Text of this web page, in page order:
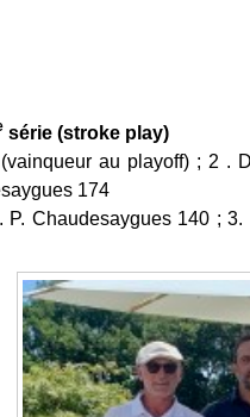
série (stroke play)
au playoff) ; 2 .
174
P. Chaudesaygues 140 ;